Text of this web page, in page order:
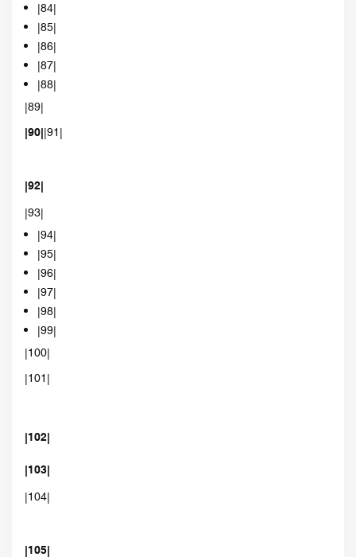
|84|
|85|
|86|
|87|
|88|
|89|
|90||91|
|92|
|93|
|94|
|95|
|96|
|97|
|98|
|99|
|100|
|101|
|102|
|103|
|104|
|105|